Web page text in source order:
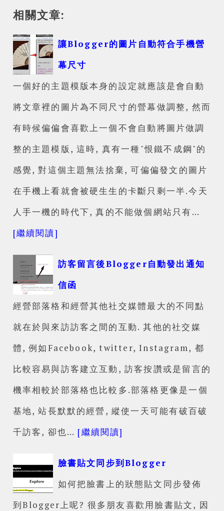
相關文章:
讓Blogger的圖片自動符合手機營
幕尺寸
一個好的主題模版本身的設定就應該是會自動
將文章裡的圖片為不同尺寸的營幕做調整, 然而
有時候偏偏會喜歡上一個不會自動將圖片做調
整的主題模版, 這時, 真有一種"恨鐵不成鋼"的
感覺, 對這個主題無法捨棄, 可偏偏發文的圖片
在手機上看就會被硬生生的卡斷只剩一半.今天
人手一機的時代下, 真的不能做個網站只有…
[繼續閱讀]
訪客留言後Blogger自動發出通知
信函
經營部落格和經營其他社交媒體最大的不同點
就在於與來訪訪客之間的互動. 其他的社交媒
體, 例如Facebook, twitter, Instagram, 都
比較容易與訪客建立互動, 訪客按讚或是留言的
機率相較於部落格也比較多.部落格更像是一個
基地, 站長默默的經營, 縱使一天可能有破百破
千訪客, 卻也… [繼續閱讀]
臉書貼文同步到Blogger
如何把臉書上的狀態貼文同步發佈
到Blogger上呢? 很多朋友喜歡用臉書貼文, 因